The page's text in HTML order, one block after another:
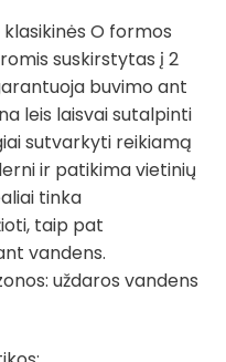
klasikinės O formos
suskirstytas į 2
buvimo ant
leis laisvai sutalpinti
sutvarkyti reikiamą
ir patikima vietinių
tinka
taip pat
vandens.
uždaros vandens